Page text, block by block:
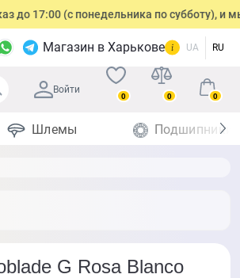
(с понедельника по субботу), и мы
Магазин в Харькове UA RU
Войти
0 0 0
Шлемы Подшипники
G Rosa Blanco